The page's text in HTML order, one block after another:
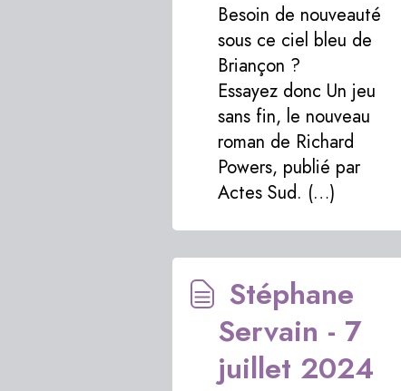
Besoin de nouveauté
sous ce ciel bleu de
Briançon ?
Essayez donc Un jeu
sans fin, le nouveau
roman de Richard
Powers, publié par
Actes Sud. (…)
Stéphane
Servain - 7
juillet 2024